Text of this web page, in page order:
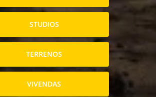
STUDIOS
TERRENOS
VIVENDAS